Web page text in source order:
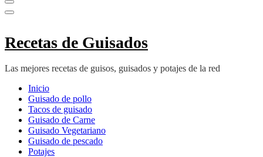
Recetas de Guisados
Las mejores recetas de guisos, guisados y potajes de la red
Inicio
Guisado de pollo
Tacos de guisado
Guisado de Carne
Guisado Vegetariano
Guisado de pescado
Potajes